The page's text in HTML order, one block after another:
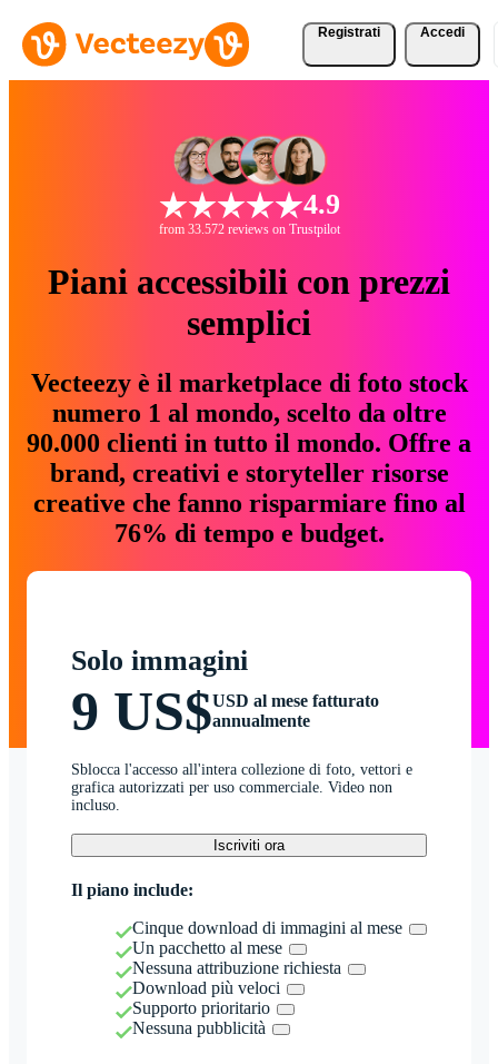
Registrati Accedi
4.9
from 33.572 reviews on Trustpilot
Piani accessibili con prezzi
semplici
Vecteezy è il marketplace di foto stock
numero 1 al mondo, scelto da oltre
90.000 clienti in tutto il mondo. Offre a
brand, creativi e storyteller risorse
creative che fanno risparmiare fino al
76% di tempo e budget.
Solo immagini
9 US$USD al mese fatturato
annualmente
Sblocca l'accesso all'intera collezione di foto, vettori e
grafica autorizzati per uso commerciale. Video non
incluso.
Iscriviti ora
Il piano include:
Cinque download di immagini al mese
Un pacchetto al mese
Nessuna attribuzione richiesta
Download più veloci
Supporto prioritario
Nessuna pubblicità